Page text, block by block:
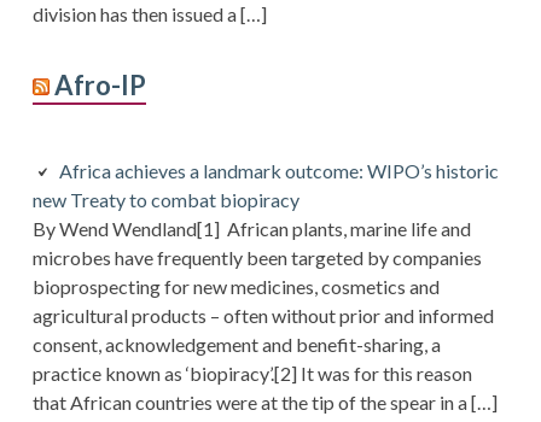
division has then issued a […]
Afro-IP
Africa achieves a landmark outcome: WIPO’s historic
new Treaty to combat biopiracy
By Wend Wendland[1] African plants, marine life and
microbes have frequently been targeted by companies
bioprospecting for new medicines, cosmetics and
agricultural products – often without prior and informed
consent, acknowledgement and benefit-sharing, a
practice known as ‘biopiracy’.[2] It was for this reason
that African countries were at the tip of the spear in a […]